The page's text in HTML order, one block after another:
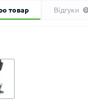
товар Відгуки 0